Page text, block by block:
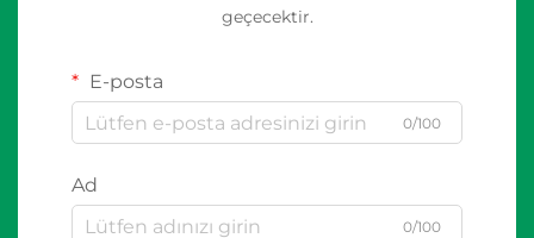
geçecektir.
E-posta
0/100
Ad
0/100